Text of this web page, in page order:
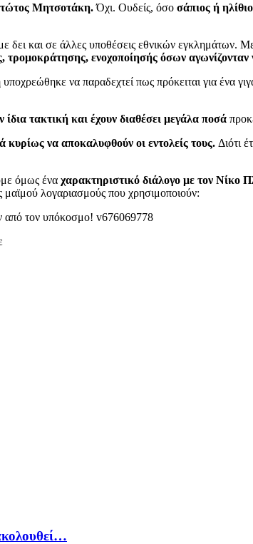
Μητσοτάκη.Όχι. Ουδείς, όσο σάπιος ή
δει και σε άλλες υποθέσεις εθνικών εγκλημάτων.
τρομοκράτησης, ενοχοποίησής όσων αγωνίζονταν
να παραδεχτεί πως πρόκειται για ένα
τακτική και έχουν διαθέσει μεγάλα ποσά
να αποκαλυφθούν οι εντολείς τους. Διότι
όμως ένα χαρακτηριστικό διάλογο με τον Νίκο
μαϊμού λογαριασμούς που χρησιμοποιούν: